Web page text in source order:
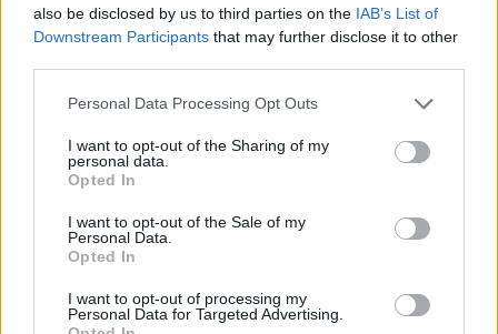
also be disclosed by us to third parties on the IAB’s List of
Downstream Participants that may further disclose it to other
Please note that this website/app uses one or more Google
not limited to your visit or usage behaviour. You may click to
grant or deny consent to Google and its third-party tags to
use your data for below specified purposes in below Google
consent section.
Personal Data Processing Opt Outs
I want to opt-out of the Sharing of my
personal data.
Opted In
I want to opt-out of the Sale of my
Personal Data.
Opted In
I want to opt-out of processing my
Personal Data for Targeted Advertising.
NÉVNAP KERESŐ
Keres
AUGUSZTUS HÓNAP NÉVNAPOK
Augusztus 1. -Boglárka
Augusztus 2. -
Augusztus 3. -Hermina
Augusztus 4. -
Augusztus 6. -Berta,Bettina